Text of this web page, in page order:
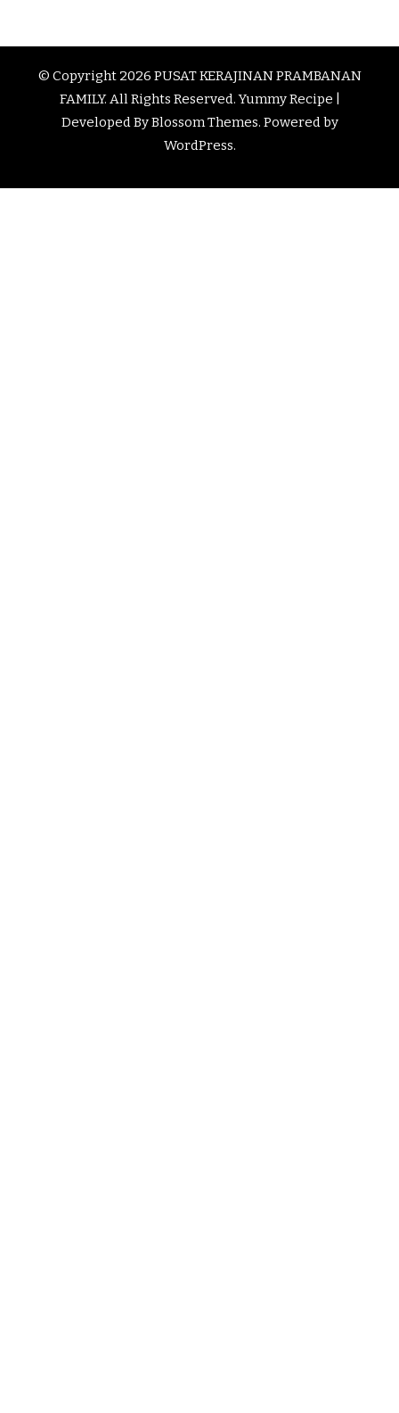
© Copyright 2026 PUSAT KERAJINAN PRAMBANAN
FAMILY. All Rights Reserved.Yummy Recipe |
Developed ByBlossom Themes. Powered by
WordPress.